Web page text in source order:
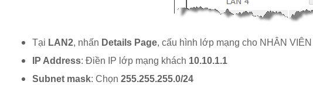
Tại LAN2, nhấn Details Page, cấu hình lớp mạng cho NHÂN VIÊN
IP Address: Điền IP lớp mạng khách 10.10.1.1
Subnet mask: Chọn 255.255.255.0/24